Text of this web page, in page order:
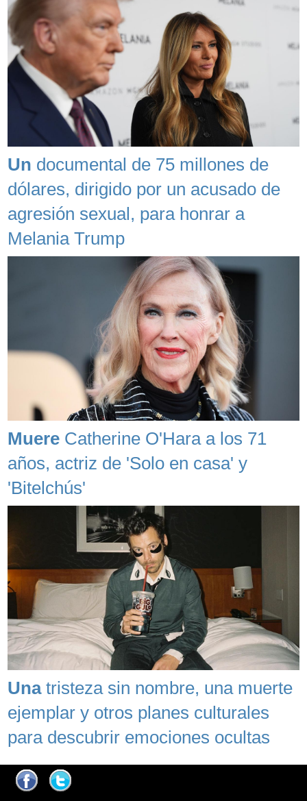
Un documental de 75 millones de
dólares, dirigido por un acusado de
agresión sexual, para honrar a
Melania Trump
Muere Catherine O'Hara a los 71
años, actriz de 'Solo en casa' y
'Bitelchús'
Unatristeza sin nombre, una muerte
ejemplar y otros planes culturales
para descubrir emociones ocultas